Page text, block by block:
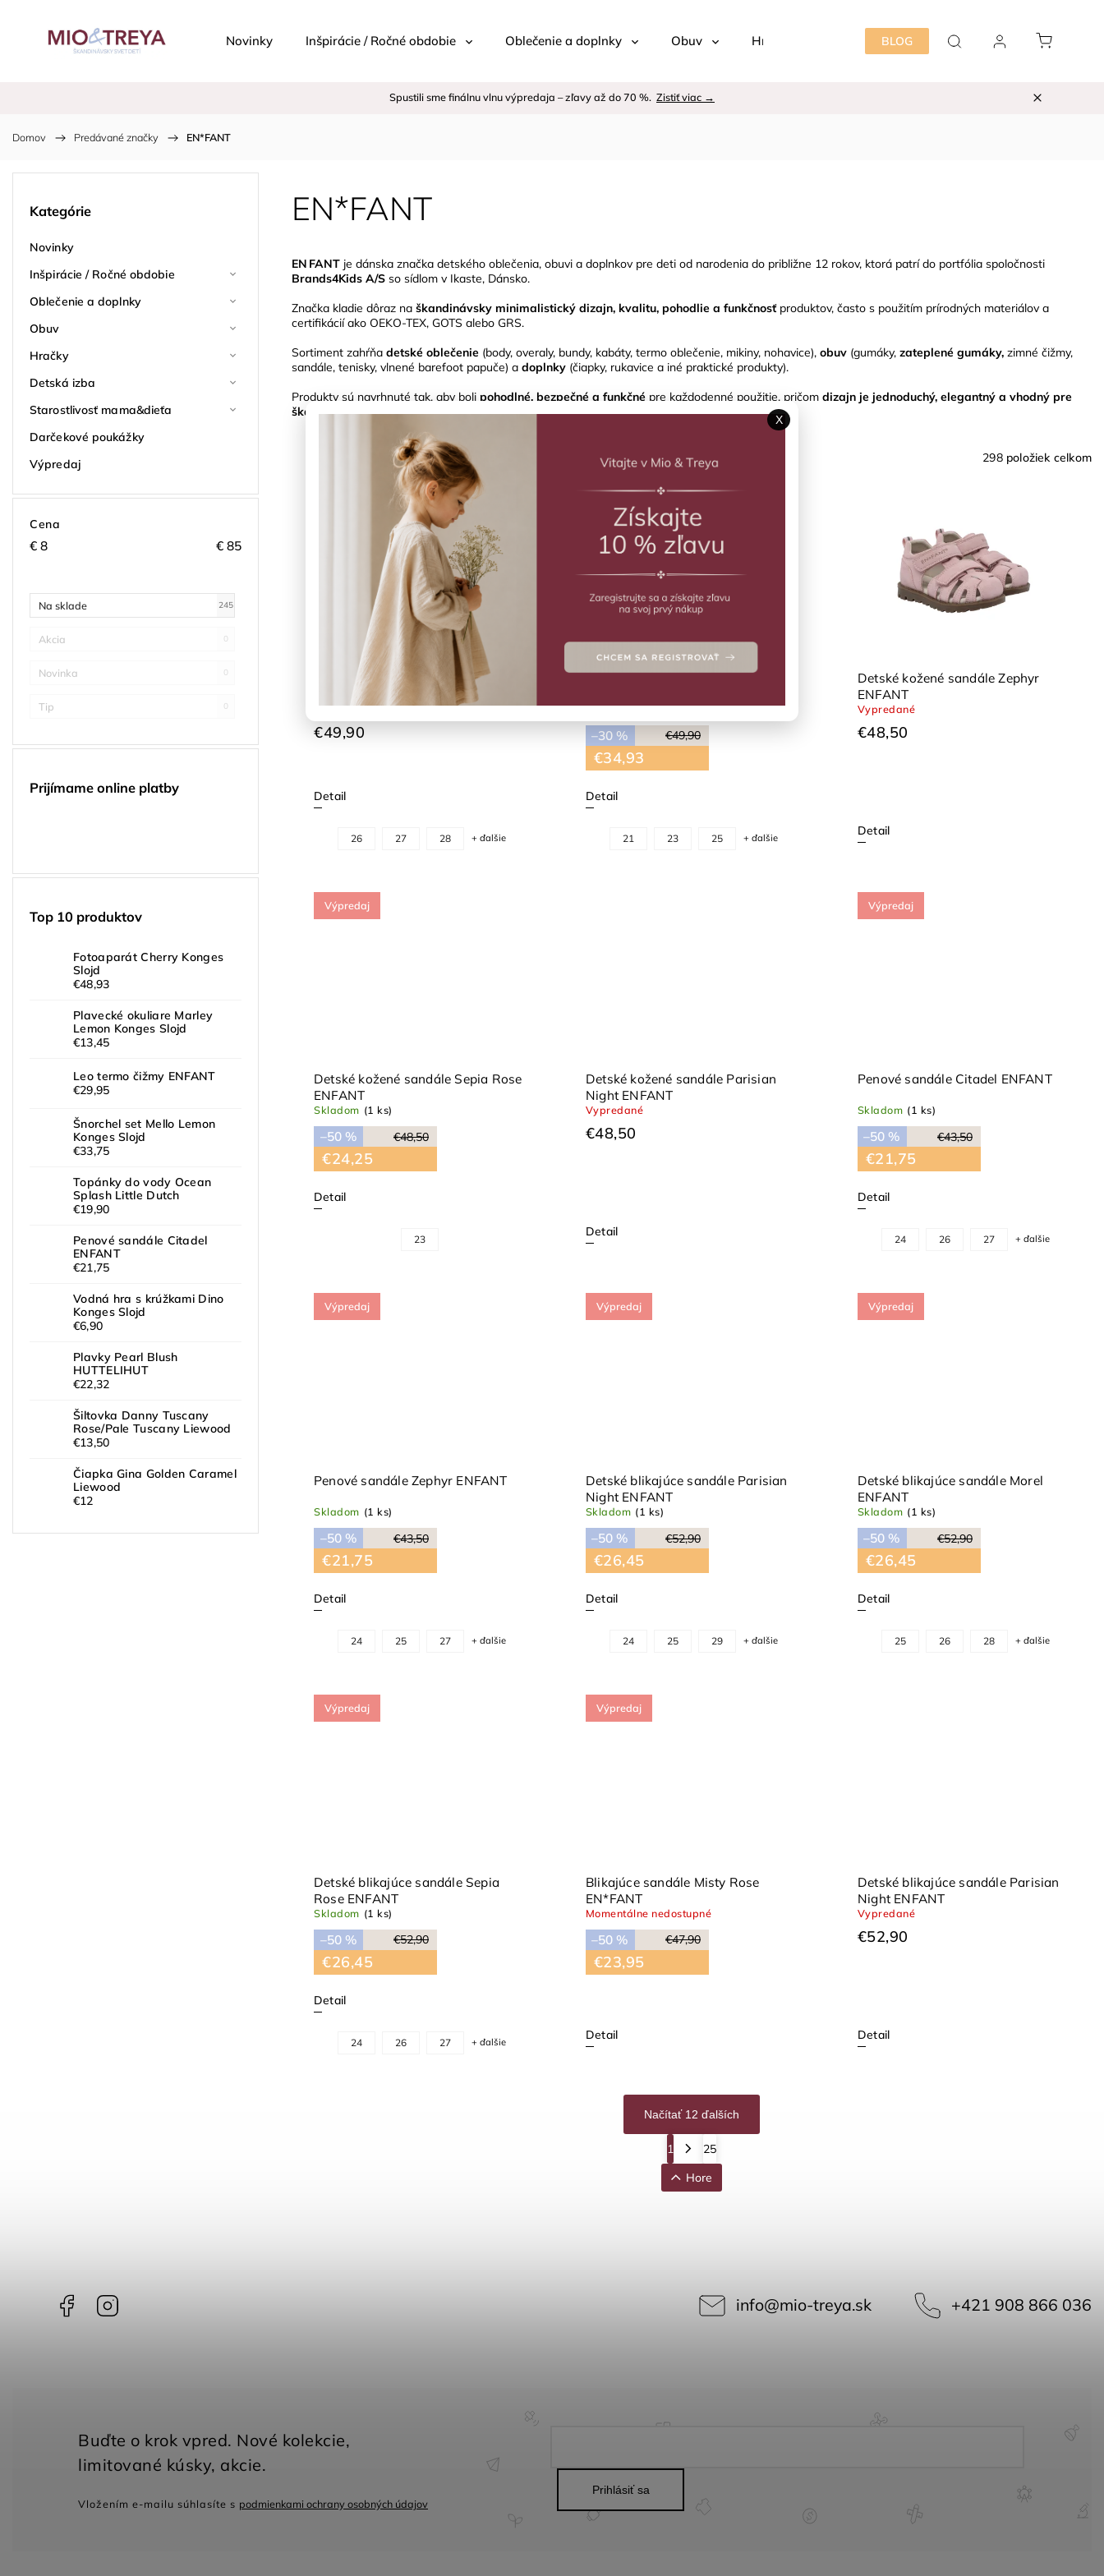
BLOG
Novinky Inšpirácie / Ročné obdobie Oblečenie a doplnky Obuv Hračky Detská izba Starostlivosť
Spustili sme finálnu vlnu výpredaja – zľavy až do 70 %. Zistiť viac →
Domov / Predávané značky / EN*FANT
Kategórie
Novinky
Inšpirácie / Ročné obdobie
Oblečenie a doplnky
Obuv
Hračky
Detská izba
Starostlivosť mama&dieťa
Darčekové poukážky
Výpredaj
Cena
€ 8 € 85
Na sklade 245
Akcia 0
Novinka 0
Tip 0
Prijímame online platby
Top 10 produktov
Fotoaparát Cherry Konges
Slojd
€48,93
Plavecké okuliare Marley
Lemon Konges Slojd
€13,45
Leo termo čižmy ENFANT
€29,95
Šnorchel set Mello Lemon
Konges Slojd
€33,75
Topánky do vody Ocean
Splash Little Dutch
€19,90
Penové sandále Citadel
ENFANT
€21,75
Vodná hra s krúžkami Dino
Konges Slojd
€6,90
Plavky Pearl Blush
HUTTELIHUT
€22,32
Šiltovka Danny Tuscany
Rose/Pale Tuscany Liewood
€13,50
Čiapka Gina Golden Caramel
Liewood
€12
EN*FANT
EN FANT je dánska značka detského oblečenia, obuvi a doplnkov pre deti od narodenia do približne 12 rokov, ktorá patrí do portfólia spoločnosti
Brands4Kids A/S so sídlom v Ikaste, Dánsko.
Značka kladie dôraz na škandinávsky minimalistický dizajn, kvalitu, pohodlie a funkčnosť produktov, často s použitím prírodných materiálov a
certifikácií ako OEKO‑TEX, GOTS alebo GRS.
Sortiment zahŕňa detské oblečenie (body, overaly, bundy, kabáty, termo oblečenie, mikiny, nohavice), obuv (gumáky, zateplené gumáky, zimné čižmy,
sandále, tenisky, vlnené barefoot papuče) a doplnky (čiapky, rukavice a iné praktické produkty).
Produkty sú navrhnuté tak, aby boli pohodlné, bezpečné a funkčné pre každodenné použitie, pričom dizajn je jednoduchý, elegantný a vhodný pre
škandinávsky životný štýl.
Odporúčame
Najlacnejšie
Najdrahšie
Najpredávanejšie
298položiek celkom
ENFANT Detské zateplené gumáky
Port Royale
Skladom (1 ks)
€49,90
Detail
26 27 28 + ďalšie
Výpredaj
Portabella termo čižmy ENFANT
Skladom (2 ks)
€49,90
–30 %
€34,93
Detail
21 23 25 + ďalšie
Detské kožené sandále Zephyr
ENFANT
Vypredané
€48,50
Detail
Výpredaj
Detské kožené sandále Sepia Rose
ENFANT
Skladom (1 ks)
€48,50
–50 %
€24,25
Detail
23
Detské kožené sandále Parisian
Night ENFANT
Vypredané
€48,50
Detail
Výpredaj
Penové sandále Citadel ENFANT
Skladom (1 ks)
€43,50
–50 %
€21,75
Detail
24 26 27 + ďalšie
Výpredaj
Penové sandále Zephyr ENFANT
Skladom (1 ks)
€43,50
–50 %
€21,75
Detail
24 25 27 + ďalšie
Výpredaj
Detské blikajúce sandále Parisian
Night ENFANT
Skladom (1 ks)
€52,90
–50 %
€26,45
Detail
24 25 29 + ďalšie
Výpredaj
Detské blikajúce sandále Morel
ENFANT
Skladom (1 ks)
€52,90
–50 %
€26,45
Detail
25 26 28 + ďalšie
Výpredaj
Detské blikajúce sandále Sepia
Rose ENFANT
Skladom (1 ks)
€52,90
–50 %
€26,45
Detail
24 26 27 + ďalšie
Výpredaj
Blikajúce sandále Misty Rose
EN*FANT
Momentálne nedostupné
€47,90
–50 %
€23,95
Detail
Detské blikajúce sandále Parisian
Night ENFANT
Vypredané
€52,90
Detail
Načítať 12 ďalších
1
25
Hore
Facebook info@mio-treya.sk +421 908 866 036
Vložením e-mailu súhlasíte s podmienkami ochrany osobných údajov
Prihlásiť sa
X